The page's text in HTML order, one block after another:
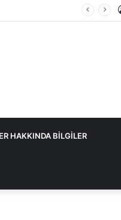
HAKKINDA BİLGİLER